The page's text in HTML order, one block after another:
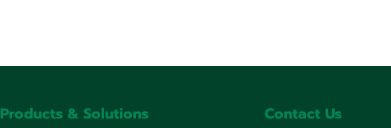
Products & Solutions Contact Us